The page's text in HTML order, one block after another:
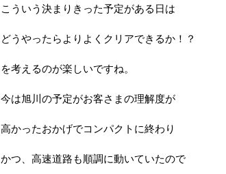
こういう決まりきった予定がある日は
どうやったらよりよくクリアできるか！？
を考えるのが楽しいですね。
今は旭川の予定がお客さまの理解度が
高かったおかげでコンパクトに終わり
かつ、高速道路も順調に動いていたので